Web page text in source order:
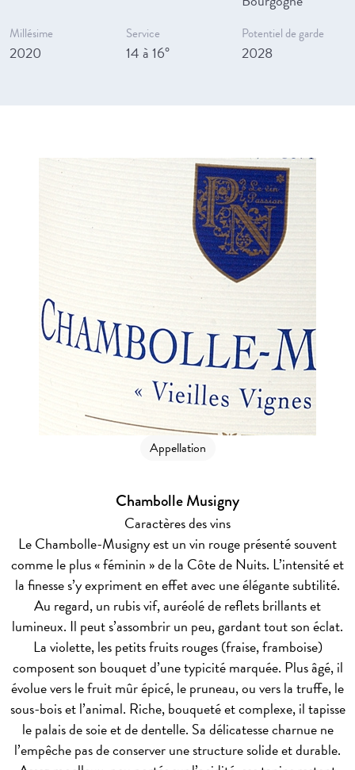
Millésime
2020
Service
14 à 16°
Potentiel de garde
2028
Appellation
Chambolle Musigny
Caractères des vins
Le Chambolle-Musigny est un vin rouge présenté souvent
comme le plus « féminin » de la Côte de Nuits. L’intensité et
la finesse s’y expriment en effet avec une élégante subtilité.
Au regard, un rubis vif, auréolé de reflets brillants et
lumineux. Il peut s’assombrir un peu, gardant tout son éclat.
La violette, les petits fruits rouges (fraise, framboise)
composent son bouquet d’une typicité marquée. Plus âgé, il
évolue vers le fruit mûr épicé, le pruneau, ou vers la truffe, le
sous-bois et l’animal. Riche, bouqueté et complexe, il tapisse
le palais de soie et de dentelle. Sa délicatesse charnue ne
l’empêche pas de conserver une structure solide et durable.